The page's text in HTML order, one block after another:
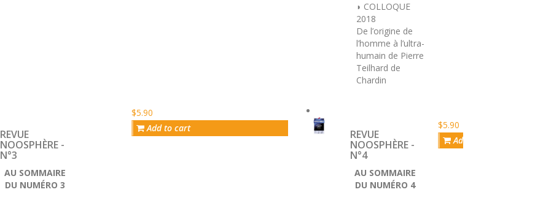
◗ COLLOQUE
2018
De l’origine de
l’homme à l’ultra-
humain de Pierre
Teilhard de
Chardin
REVUE
NOOSPHÈRE -
N°3
AU SOMMAIRE
DU NUMÉRO 3
$5.90
Add to cart
REVUE
NOOSPHÈRE -
N°4
AU SOMMAIRE
DU NUMÉRO 4
$5.90
Add to cart